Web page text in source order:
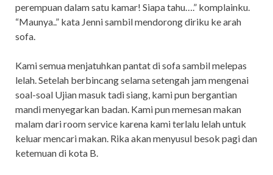
perempuan dalam satu kamar! Siapa tahu….” komplainku.
“Maunya..” kata Jenni sambil mendorong diriku ke arah
sofa.
Kami semua menjatuhkan pantat di sofa sambil melepas
lelah. Setelah berbincang selama setengah jam mengenai
soal-soal Ujian masuk tadi siang, kami pun bergantian
mandi menyegarkan badan. Kami pun memesan makan
malam dari room service karena kami terlalu lelah untuk
keluar mencari makan. Rika akan menyusul besok pagi dan
ketemuan di kota B.